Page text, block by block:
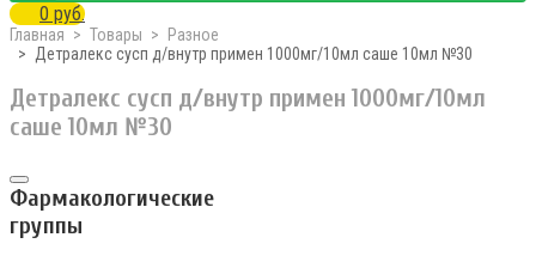
0 руб.
Главная Товары
Разное
Детралекс сусп д/внутр примен 1000мг/10мл саше 10мл №30
Детралекс сусп д/внутр примен 1000мг/10мл
саше 10мл №30
Фармакологические
группы